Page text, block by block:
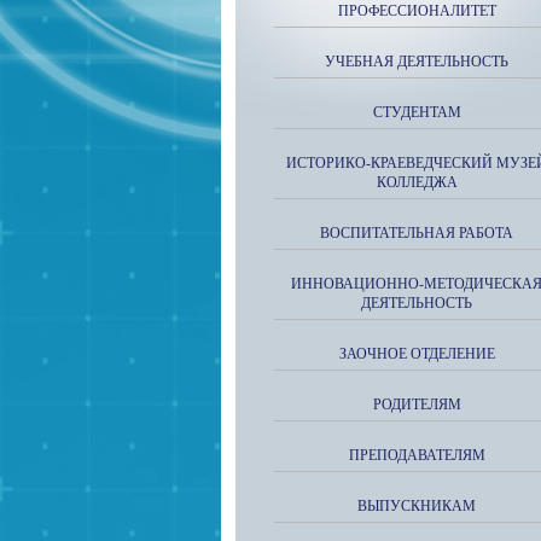
ПРОФЕССИОНАЛИТЕТ
УЧЕБНАЯ ДЕЯТЕЛЬНОСТЬ
СТУДЕНТАМ
ИСТОРИКО-КРАЕВЕДЧЕСКИЙ
КОЛЛЕДЖА
ВОСПИТАТЕЛЬНАЯ РАБОТА
ИННОВАЦИОННО-МЕТОДИЧЕСКАЯ
ДЕЯТЕЛЬНОСТЬ
ЗАОЧНОЕ ОТДЕЛЕНИЕ
РОДИТЕЛЯМ
ПРЕПОДАВАТЕЛЯМ
ВЫПУСКНИКАМ